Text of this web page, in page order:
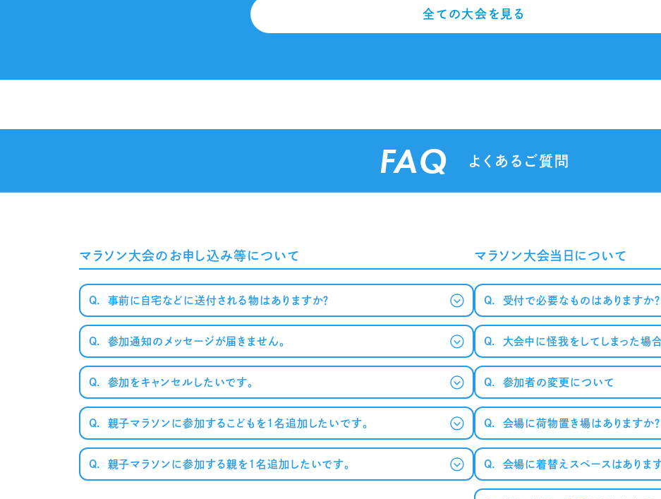
全ての大会を見る
FAQ よくあるご質問
マラソン大会のお申し込み等について
Q. 事前に自宅などに送付される物はありますか？
Q. 参加通知のメッセージが届きません。
Q. 参加をキャンセルしたいです。
Q. 親子マラソンに参加するこどもを1名追加したいです。
Q. 親子マラソンに参加する親を1名追加したいです。
マラソン大会当日について
Q. 受付で必要なものはありますか？
Q. 大会中に怪我をしてしまった場合
Q. 参加者の変更について
Q. 会場に荷物置き場はありますか？
Q. 会場に着替えスペースはありま